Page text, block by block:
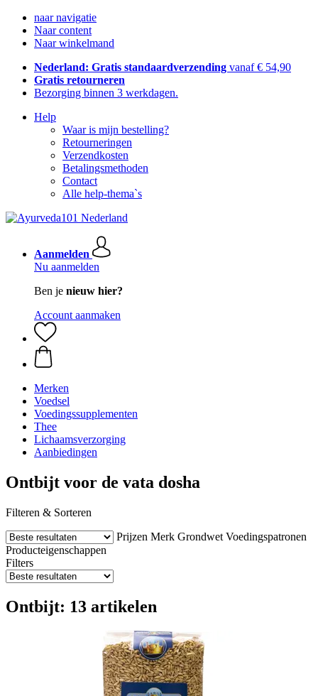
naar navigatie
Naar content
Naar winkelmand
Nederland: Gratis standaardverzending vanaf € 54,90
Gratis retourneren
Bezorging binnen 3 werkdagen.
Help
Waar is mijn bestelling?
Retourneringen
Verzendkosten
Betalingsmethoden
Contact
Alle help-thema`s
Aanmelden
Nu aanmelden
Ben je nieuw hier?
Account aanmaken
Merken
Voedsel
Voedingssupplementen
Thee
Lichaamsverzorging
Aanbiedingen
Ontbijt voor de vata dosha
Filteren & Sorteren
Prijzen Merk Grondwet Voedingspatronen
Producteigenschappen
Filters
Ontbijt: 13 artikelen